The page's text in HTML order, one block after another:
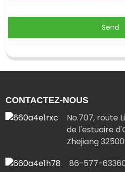
Send
CONTACTEZ-NOUS
No.707, route
de l'estuaire
Zhejiang
86-577-